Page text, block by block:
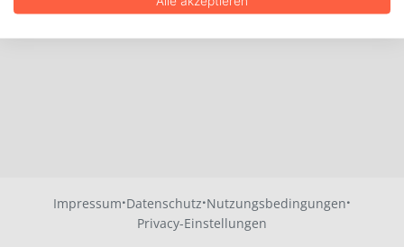
Impressum·Datenschutz·Nutzungsbedingungen·
Privacy-Einstellungen